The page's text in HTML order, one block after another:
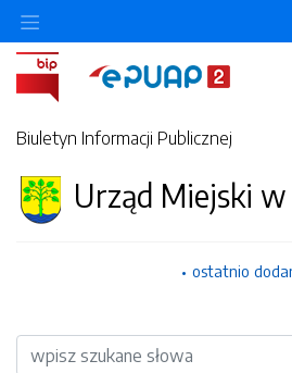
Biuletyn Informacji Publicznej
Urząd Miejski w
ostatnio
Wyszukiwarka